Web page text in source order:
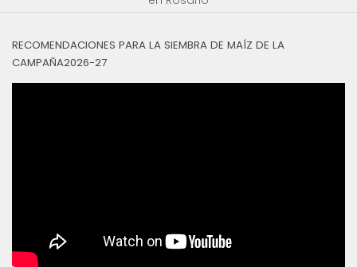
RECOMENDACIONES PARA LA SIEMBRA DE MAÍZ DE LA
CAMPAÑA2026-27